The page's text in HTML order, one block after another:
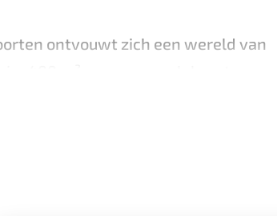
ontvouwt zich een wereld van
400 m² woonoppervlak, ontworpen